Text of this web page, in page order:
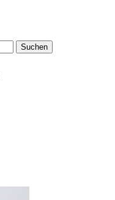
Suchen